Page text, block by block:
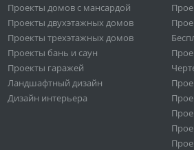
Проекты домов с мансардой
Проекты двухэтажных домов
Проекты трехэтажных домов
Проекты бань и саун
Проекты гаражей
Ландшафтный дизайн
Дизайн интерьера